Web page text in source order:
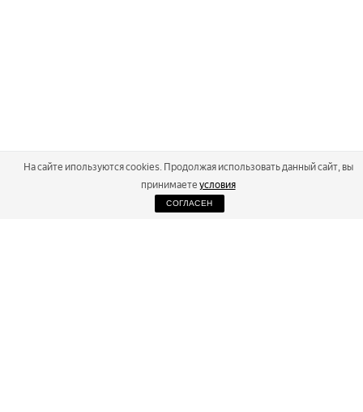
На сайте ипользуются cookies. Продолжая использовать данный сайт, вы
принимаете условия
СОГЛАСЕН